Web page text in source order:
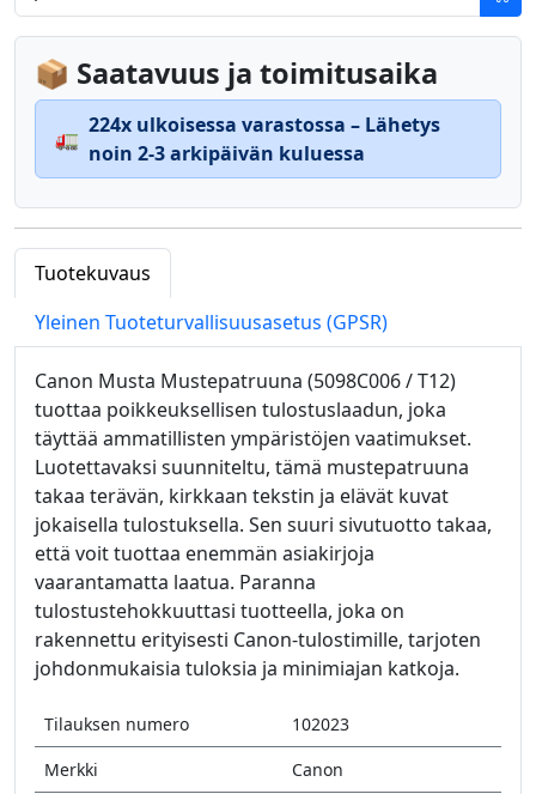
📦 Saatavuus ja toimitusaika
🚛
224x ulkoisessa varastossa – Lähetys
noin 2-3 arkipäivän kuluessa
Tuotekuvaus
Yleinen Tuoteturvallisuusasetus (GPSR)
Canon Musta Mustepatruuna (5098C006 / T12)
tuottaa poikkeuksellisen tulostuslaadun, joka
täyttää ammatillisten ympäristöjen vaatimukset.
Luotettavaksi suunniteltu, tämä mustepatruuna
takaa terävän, kirkkaan tekstin ja elävät kuvat
jokaisella tulostuksella. Sen suuri sivutuotto takaa,
että voit tuottaa enemmän asiakirjoja
vaarantamatta laatua. Paranna
tulostustehokkuuttasi tuotteella, joka on
rakennettu erityisesti Canon-tulostimille, tarjoten
johdonmukaisia tuloksia ja minimiajan katkoja.
Tilauksen numero
102023
Merkki
Canon